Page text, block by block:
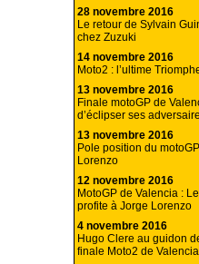
28 novembre 2016
Le retour de Sylvain
chez Zuzuki
14 novembre 2016
Moto2 : l’ultime
13 novembre 2016
Finale motoGP de
d’éclipser ses
13 novembre 2016
Pole position du
Lorenzo
12 novembre 2016
MotoGP de Valencia :
profite à Jorge Lorenzo
4 novembre 2016
Hugo Clere au guidon
finale Moto2 de